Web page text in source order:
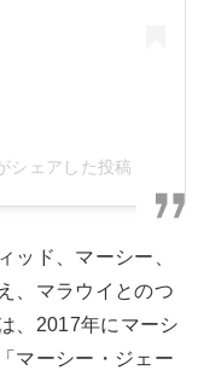
シェアした投稿
ッド、マーシー、
、マラウイとのつ
、2017年にマーシ
マーシー・ジェー